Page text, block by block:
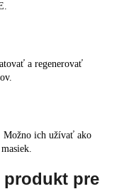
a regenerovať
Možno ich užívať ako
pre